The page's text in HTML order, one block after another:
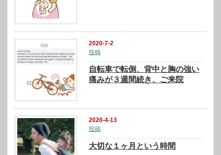
2020-7-2
投稿
自転車で転倒、背中と胸の強い
痛みが３週間続き、ご来院
2020-4-13
投稿
大切な１ヶ月という時間